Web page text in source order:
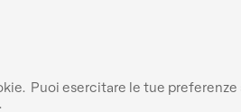
Puoi esercitare le tue